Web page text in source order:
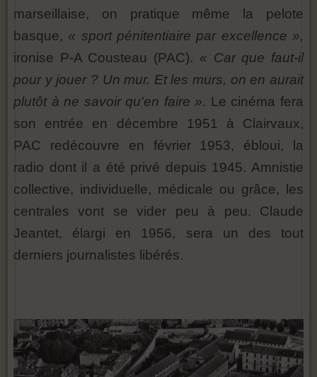
marseillaise, on pratique même la pelote
basque, « sport pénitentiaire par excellence »,
ironise P-A Cousteau (PAC). « Car que faut-il
pour y jouer ? Un mur. Et les murs, on en aurait
plutôt à ne savoir qu'en faire ». Le cinéma fera
son entrée en décembre 1951 à Clairvaux,
PAC redécouvre en février 1953, ébloui, la
radio dont il a été privé depuis 1945. Amnistie
collective, individuelle, médicale ou grâce, les
centrales vont se vider peu à peu. Claude
Jeantet, élargi en 1956, sera un des tout
derniers journalistes libérés.